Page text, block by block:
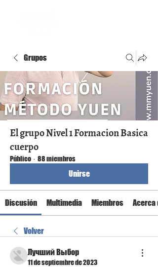
Grupos
El grupo Nivel 1 Formacion Basica
cuerpo
Público · 88 miembros
Unirse
Discusión Multimedia Miembros Acerca
Volver
Лучший Выбор
11 de septiembre de 2023